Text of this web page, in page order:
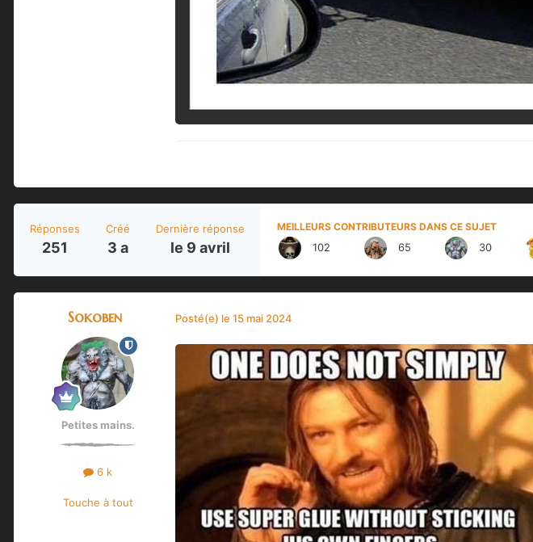
Réponses
251
Créé
3 a
Dernière réponse
le 9 avril
MEILLEURS CONTRIBUTEURS DANS CE SUJET
102 65 30
Sokoben
Petites mains.
6 k
Touche à tout
Posté(e) le 15 mai 2024